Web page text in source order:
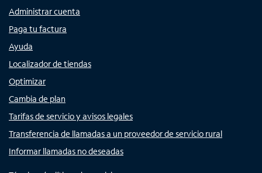
Administrar cuenta
Paga tu factura
Ayuda
Localizador de tiendas
Optimizar
Cambia de plan
Tarifas de servicio y avisos legales
Transferencia de llamadas a un proveedor de servicio rural
Informar llamadas no deseadas